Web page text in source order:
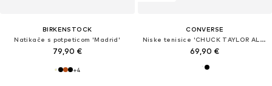
BIRKENSTOCK
Natikače s potpeticom 'Madrid'
79,90 €
+4
CONVERSE
Niske tenisice 'CHUCK TAYLOR ALL STAR'
69,90 €